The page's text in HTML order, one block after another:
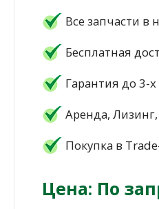
Все запчасти в
Бесплатная
Гарантия до 3-х
Аренда,
Покупка в
Цена: По